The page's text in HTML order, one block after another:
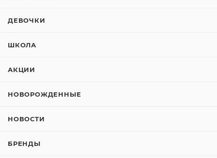
ДЕВОЧКИ
ШКОЛА
АКЦИИ
НОВОРОЖДЕННЫЕ
НОВОСТИ
БРЕНДЫ